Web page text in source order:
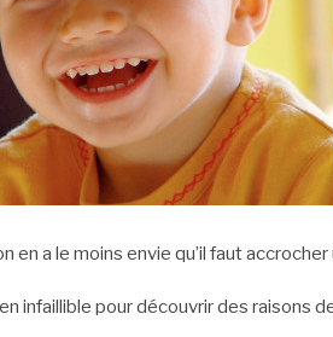
en a le moins envie qu’il faut
infaillible pour découvrir des raisons de